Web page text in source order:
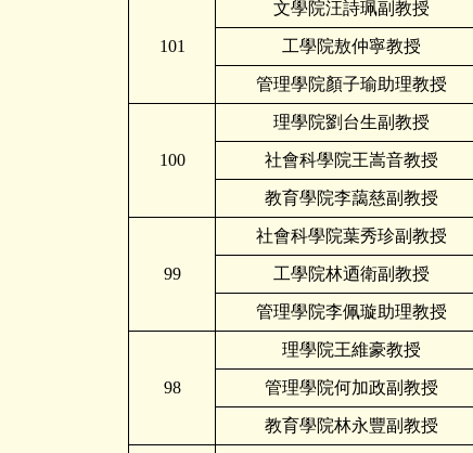
101
文學院汪詩珮副教授
工學院敖仲寧教授
管理學院顏子瑜助理教授
100
理學院劉台生副教授
社會科學院王嵩音教授
教育學院李藹慈副教授
99
社會科學院葉秀珍副教授
工學院林迺衛副教授
管理學院李佩璇助理教授
98
理學院王維豪教授
管理學院何加政副教授
教育學院林永豐副教授